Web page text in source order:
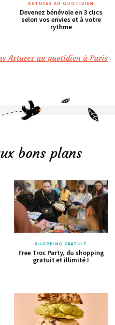
ASTUCES AU QUOTIDIEN
Devenez bénévole en 3 clics
selon vos envies et à votre
rythme
Astuces au quotidien à Paris
bons plans
SHOPPING GRATUIT
Free Troc Party, du shopping
gratuit et illimité !